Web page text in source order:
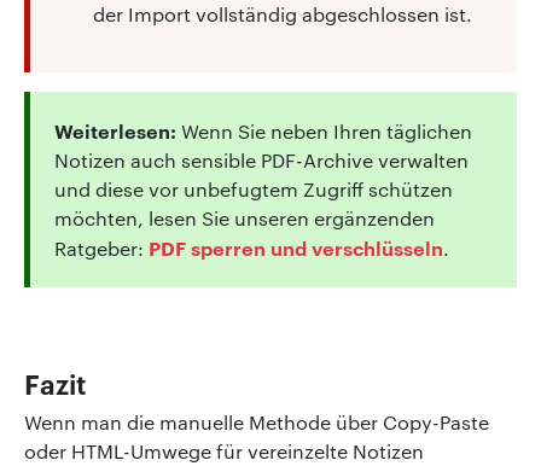
der Import vollständig abgeschlossen ist.
Weiterlesen: Wenn Sie neben Ihren täglichen
Notizen auch sensible PDF-Archive verwalten
und diese vor unbefugtem Zugriff schützen
möchten, lesen Sie unseren ergänzenden
Ratgeber: PDF sperren und verschlüsseln.
Fazit
Wenn man die manuelle Methode über Copy-Paste
oder HTML-Umwege für vereinzelte Notizen